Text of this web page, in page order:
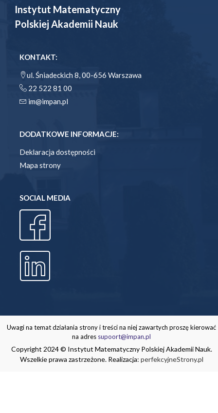
Instytut Matematyczny
Polskiej Akademii Nauk
KONTAKT:
ul. Śniadeckich 8, 00-656 Warszawa
22 522 81 00
im@impan.pl
DODATKOWE INFORMACJE:
Deklaracja dostępności
Mapa strony
SOCIAL MEDIA
Uwagi na temat działania strony i treści na niej zawartych proszę kierować
na adres supoort@impan.pl
Copyright 2024 © Instytut Matematyczny Polskiej Akademii Nauk.
Wszelkie prawa zastrzeżone. Realizacja: perfekcyjneStrony.pl